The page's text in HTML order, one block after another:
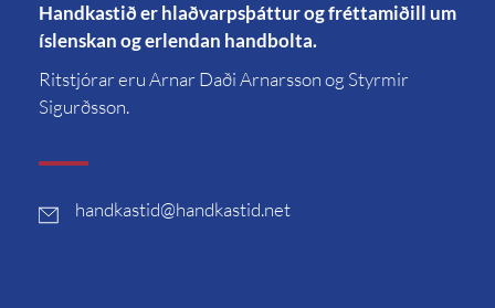
Handkastið er hlaðvarpsþáttur og fréttamiðill um
íslenskan og erlendan handbolta.
Ritstjórar eru Arnar Daði Arnarsson og Styrmir
Sigurðsson.
handkastid@handkastid.net